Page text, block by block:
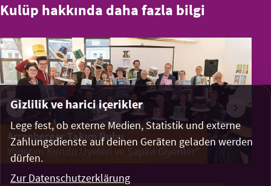
Kulüp hakkında daha fazla bilgi
Arrenberger Takım Ruhu
Yönetim Kurulu Üyeleri ve Şapka Giyenler*
Gizlilik ve harici içerikler
Lege fest, ob externe Medien, Statistik und externe
Zahlungsdienste auf deinen Geräten geladen werden
dürfen.
Zur Datenschutzerklärung